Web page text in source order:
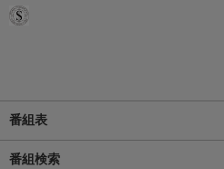
番組表
番組検索